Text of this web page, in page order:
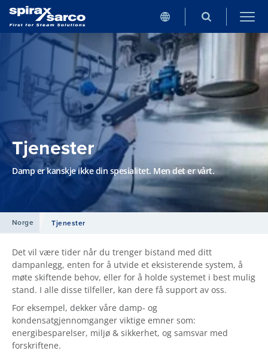
Tjenester
Damp er kanskje ikke din spesialitet. Men det er vårt.
Norge Tjenester
Det vil være tider når du trenger bistand med ditt
dampanlegg, enten for å utvide et eksisterende system, å
møte skiftende behov, eller for å holde systemet i best mulig
stand. I alle disse tilfeller, kan dere få support av oss.
For eksempel, dekker våre damp- og
kondensatgjennomganger viktige emner som:
energibesparelser, miljø & sikkerhet, og samsvar med
forskriftene.